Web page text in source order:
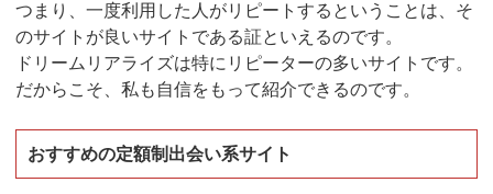
つまり、一度利用した人がリピートするということは、そ
のサイトが良いサイトである証といえるのです。
ドリームリアライズは特にリピーターの多いサイトです。
だからこそ、私も自信をもって紹介できるのです。
おすすめの定額制出会い系サイト